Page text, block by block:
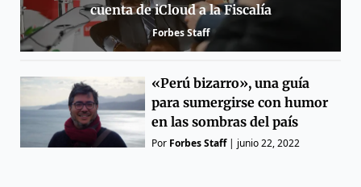
cuenta de iCloud a la Fiscalía
Forbes Staff
«Perú bizarro», una guía
para sumergirse con humor
en las sombras del país
Por Forbes Staff| junio 22, 2022